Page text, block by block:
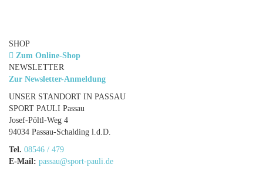
SHOP
Zum Online-Shop
NEWSLETTER
Zur Newsletter-Anmeldung
UNSER STANDORT IN PASSAU
SPORT PAULI Passau
Josef-Pöltl-Weg 4
94034 Passau-Schalding l.d.D.
Tel. 08546 / 479
E-Mail: passau@sport-pauli.de